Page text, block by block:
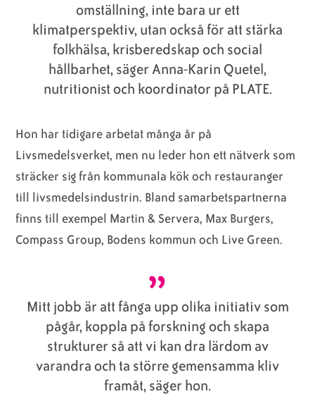
omställning, inte bara ur ett
klimatperspektiv, utan också för att stärka
folkhälsa, krisberedskap och social
hållbarhet, säger Anna-Karin Quetel,
nutritionist och koordinator på PLATE.
Hon har tidigare arbetat många år på
Livsmedelsverket, men nu leder hon ett nätverk som
sträcker sig från kommunala kök och restauranger
till livsmedelsindustrin. Bland samarbetspartnerna
finns till exempel Martin & Servera, Max Burgers,
Compass Group, Bodens kommun och Live Green.
Mitt jobb är att fånga upp olika initiativ som
pågår, koppla på forskning och skapa
strukturer så att vi kan dra lärdom av
varandra och ta större gemensamma kliv
framåt, säger hon.